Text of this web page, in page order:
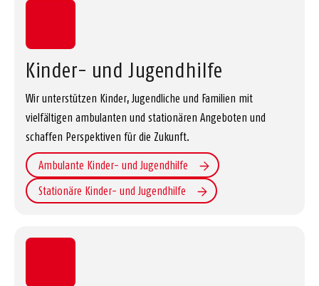
Kinder- und Jugendhilfe
Wir unterstützen Kinder, Jugendliche und Familien mit
vielfältigen ambulanten und stationären Angeboten und
schaffen Perspektiven für die Zukunft.
Ambulante Kinder- und Jugendhilfe
Stationäre Kinder- und Jugendhilfe